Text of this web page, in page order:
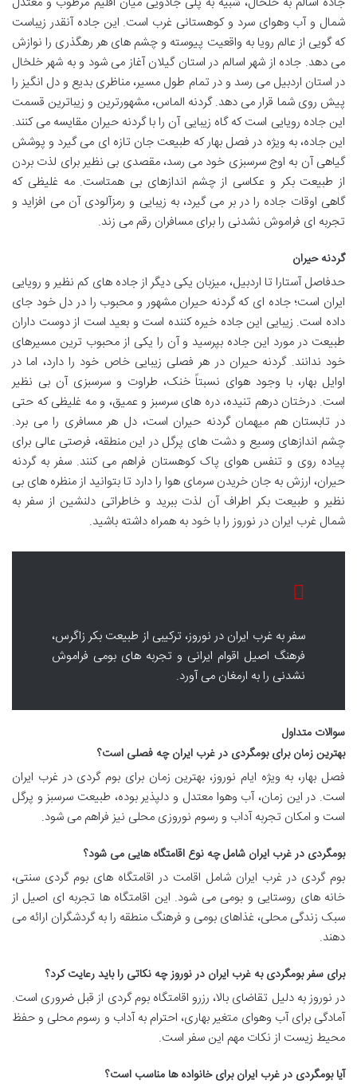
شمال و آب وهوای سرد و کوهستانی غرب است. این جاده آنقدر زیباست
که گویی از عالم رویا به واقعیت پیوسته و چشم های هر رهگذری را نوازش
می دهد. جاده از شهر اسالم در استان گیلان آغاز می شود و به شهر خلخال
در استان اردبیل می رسد و در تمام طول مسیر، مناظری بدیع و دل انگیز را
پیش روی شما قرار می دهد. گردنه الماس، مشهورترین و زیباترین قسمت
این جاده رویایی است که گاه زیبایی آن را با گردنه حیران مقایسه می کنند.
این جاده، به ویژه در فصل بهار که طبیعت جان تازه ای می گیرد و پوشش
گیاهی آن به اوج سرسبزی خود می رسد، مقصدی بی نظیر برای لذت بردن
از طبیعت بکر و عکاسی از چشم اندازهای بی همتاست. مه غلیظی که
گاهی اوقات جاده را در بر می گیرد، به زیبایی و رمزآلودی آن می افزاید و
تجربه ای فراموش نشدنی را برای مسافران رقم می زند.
گردنه حیران
حدفاصل آستارا تا اردبیل، میزبان یکی دیگر از جاده های کم نظیر و رویایی
ایران است؛ جاده ای که گردنه حیران مشهور و محبوب را در دل خود جای
داده است. زیبایی این جاده خیره کننده است و بعید است از دوست داران
طبیعت در مورد این جاده بپرسید و آن را یکی از محبوب ترین مسیرهای
خود ندانند. گردنه حیران در هر فصلی زیبایی خاص خود را دارد، اما در
اوایل بهار، با وجود هوای نسبتاً خنک، طراوت و سرسبزی آن بی نظیر
است. درختان درهم تنیده، دره های سرسبز و عمیق، و مه غلیظی که حتی
در تابستان هم میهمان گردنه حیران است، دل هر مسافری را می برد.
چشم اندازهای وسیع و دشت های پرگل در این منطقه، فرصتی عالی برای
پیاده روی و تنفس هوای پاک کوهستان فراهم می کنند. سفر به گردنه
حیران، ارزش به جان خریدن سرمای هوا را دارد تا بتوانید از منظره های بی
نظیر و طبیعت بکر اطراف آن لذت ببرید و خاطراتی دلنشین از سفر به
شمال غرب ایران در نوروز را با خود به همراه داشته باشید.
سفر به غرب ایران در نوروز، ترکیبی از طبیعت بکر زاگرس،
فرهنگ اصیل اقوام ایرانی و تجربه های بومی فراموش
نشدنی را به ارمغان می آورد.
سوالات متداول
بهترین زمان برای بومگردی در غرب ایران چه فصلی است؟
فصل بهار، به ویژه ایام نوروز، بهترین زمان برای بوم گردی در غرب ایران
است. در این زمان، آب وهوا معتدل و دلپذیر بوده، طبیعت سرسبز و پرگل
است و امکان تجربه آداب و رسوم نوروزی محلی نیز فراهم می شود.
بومگردی در غرب ایران شامل چه نوع اقامتگاه هایی می شود؟
بوم گردی در غرب ایران شامل اقامت در اقامتگاه های بوم گردی سنتی،
خانه های روستایی و بومی می شود. این اقامتگاه ها تجربه ای اصیل از
سبک زندگی محلی، غذاهای بومی و فرهنگ منطقه را به گردشگران ارائه می
دهند.
برای سفر بومگردی به غرب ایران در نوروز چه نکاتی را باید رعایت کرد؟
در نوروز به دلیل تقاضای بالا، رزرو اقامتگاه بوم گردی از قبل ضروری است.
آمادگی برای آب وهوای متغیر بهاری، احترام به آداب و رسوم محلی و حفظ
محیط زیست از نکات مهم این سفر است.
آیا بومگردی در غرب ایران برای خانواده ها مناسب است؟